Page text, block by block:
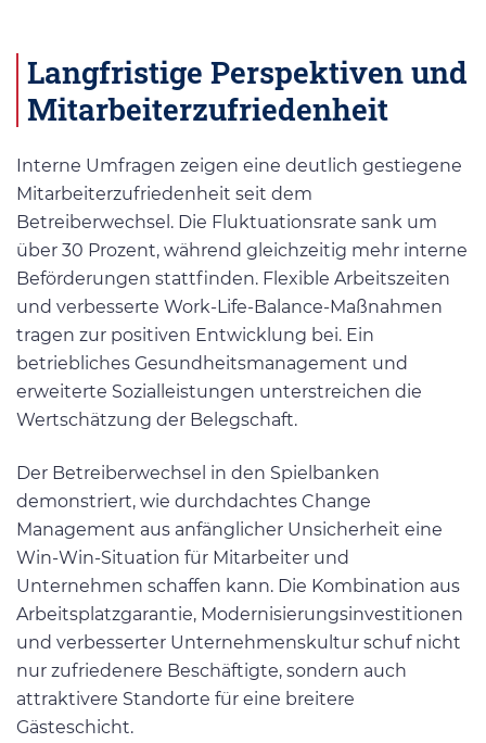
Langfristige Perspektiven und
Mitarbeiterzufriedenheit
Interne Umfragen zeigen eine deutlich gestiegene
Mitarbeiterzufriedenheit seit dem
Betreiberwechsel. Die Fluktuationsrate sank um
über 30 Prozent, während gleichzeitig mehr interne
Beförderungen stattfinden. Flexible Arbeitszeiten
und verbesserte Work-Life-Balance-Maßnahmen
tragen zur positiven Entwicklung bei. Ein
betriebliches Gesundheitsmanagement und
erweiterte Sozialleistungen unterstreichen die
Wertschätzung der Belegschaft.
Der Betreiberwechsel in den Spielbanken
demonstriert, wie durchdachtes Change
Management aus anfänglicher Unsicherheit eine
Win-Win-Situation für Mitarbeiter und
Unternehmen schaffen kann. Die Kombination aus
Arbeitsplatzgarantie, Modernisierungsinvestitionen
und verbesserter Unternehmenskultur schuf nicht
nur zufriedenere Beschäftigte, sondern auch
attraktivere Standorte für eine breitere
Gästeschicht.